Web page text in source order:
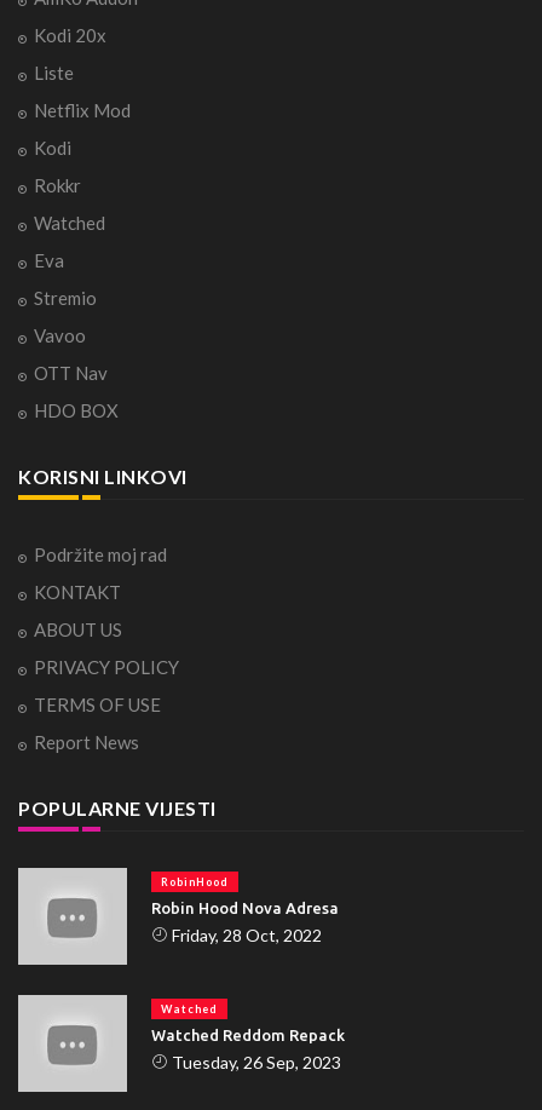
Kodi 20x
Liste
Netflix Mod
Kodi
Rokkr
Watched
Eva
Stremio
Vavoo
OTT Nav
HDO BOX
KORISNI LINKOVI
Podržite moj rad
KONTAKT
ABOUT US
PRIVACY POLICY
TERMS OF USE
Report News
POPULARNE VIJESTI
RobinHood
Robin Hood Nova Adresa
Friday, 28 Oct, 2022
Watched
Watched Reddom Repack
Tuesday, 26 Sep, 2023